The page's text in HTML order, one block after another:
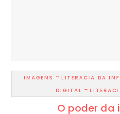
IMAGENS - LITERACIA DA
DIGITAL -
O poder da